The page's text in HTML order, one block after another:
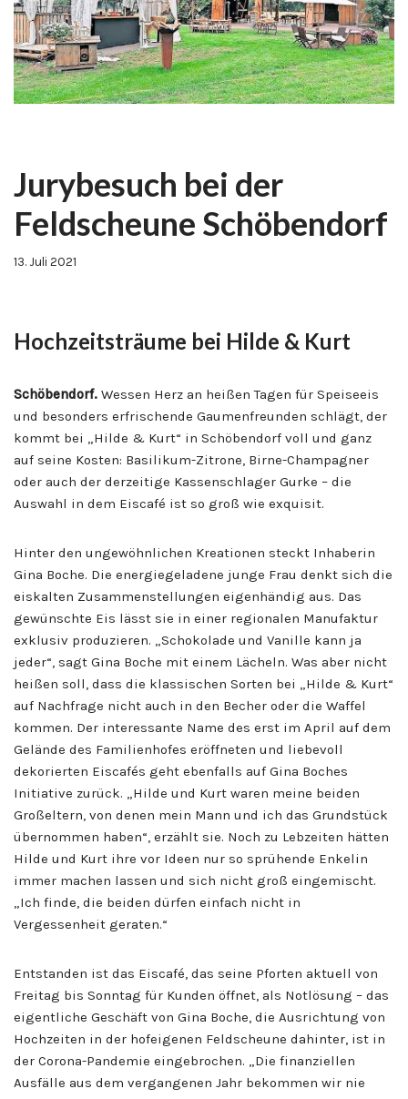
Jurybesuch bei der
Feldscheune Schöbendorf
13. Juli 2021
Hochzeitsträume bei Hilde & Kurt
Schöbendorf. Wessen Herz an heißen Tagen für Speiseeis
und besonders erfrischende Gaumenfreunden schlägt, der
kommt bei „Hilde & Kurt“ in Schöbendorf voll und ganz
auf seine Kosten: Basilikum-Zitrone, Birne-Champagner
oder auch der derzeitige Kassenschlager Gurke – die
Auswahl in dem Eiscafé ist so groß wie exquisit.
Hinter den ungewöhnlichen Kreationen steckt Inhaberin
Gina Boche. Die energiegeladene junge Frau denkt sich die
eiskalten Zusammenstellungen eigenhändig aus. Das
gewünschte Eis lässt sie in einer regionalen Manufaktur
exklusiv produzieren. „Schokolade und Vanille kann ja
jeder“, sagt Gina Boche mit einem Lächeln. Was aber nicht
heißen soll, dass die klassischen Sorten bei „Hilde & Kurt“
auf Nachfrage nicht auch in den Becher oder die Waffel
kommen. Der interessante Name des erst im April auf dem
Gelände des Familienhofes eröffneten und liebevoll
dekorierten Eiscafés geht ebenfalls auf Gina Boches
Initiative zurück. „Hilde und Kurt waren meine beiden
Großeltern, von denen mein Mann und ich das Grundstück
übernommen haben“, erzählt sie. Noch zu Lebzeiten hätten
Hilde und Kurt ihre vor Ideen nur so sprühende Enkelin
immer machen lassen und sich nicht groß eingemischt.
„Ich finde, die beiden dürfen einfach nicht in
Vergessenheit geraten.“
Entstanden ist das Eiscafé, das seine Pforten aktuell von
Freitag bis Sonntag für Kunden öffnet, als Notlösung – das
eigentliche Geschäft von Gina Boche, die Ausrichtung von
Hochzeiten in der hofeigenen Feldscheune dahinter, ist in
der Corona-Pandemie eingebrochen. „Die finanziellen
Ausfälle aus dem vergangenen Jahr bekommen wir nie